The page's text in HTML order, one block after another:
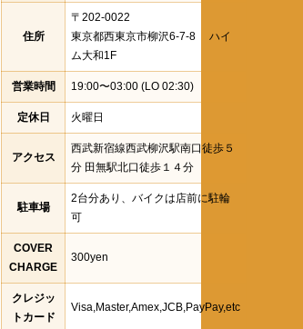
住所
〒202-0022
東京都西東京市柳沢6-7-8 ハイ
ム大和1F
営業時間 19:00〜03:00 (LO 02:30)
定休日 火曜日
アクセス
西武新宿線西武柳沢駅南口徒歩５
分 田無駅北口徒歩１４分
駐車場
2台分あり、バイクは店前に駐輪
可
COVER
CHARGE
300yen
クレジッ
トカード
Visa,Master,Amex,JCB,PayPay,etc